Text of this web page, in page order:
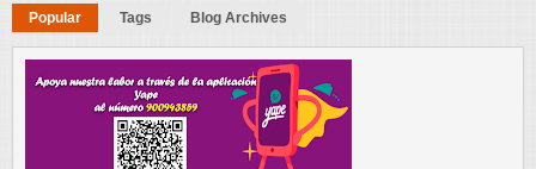
Popular Tags Blog Archives